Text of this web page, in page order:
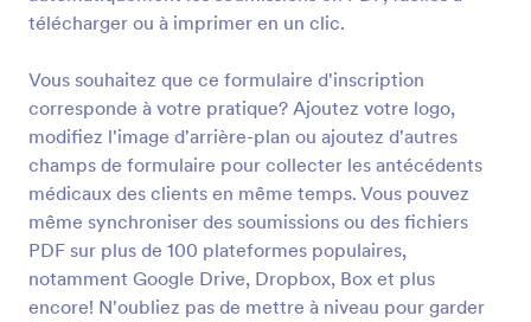
télécharger ou à imprimer en un clic.
Vous souhaitez que ce formulaire d'inscription
corresponde à votre pratique? Ajoutez votre logo,
modifiez l'image d'arrière-plan ou ajoutez d'autres
champs de formulaire pour collecter les antécédents
médicaux des clients en même temps. Vous pouvez
même synchroniser des soumissions ou des fichiers
PDF sur plus de 100 plateformes populaires,
notamment Google Drive, Dropbox, Box et plus
encore! N'oubliez pas de mettre à niveau pour garder
des patients protégées avec la conformité HIPAA.
Remplacez les formulaires papier, soyez plus
formulaire d'enregistrement du vaccin COVID-19 en
ligne gratuit.
Formulaire De Transfert De Pharmacie
Formulaire de transfert de pharmacie